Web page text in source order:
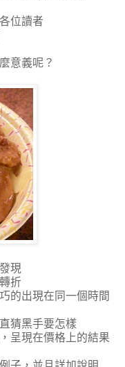
位讀者
意義呢？
現
折
的出現在同一個時間
猜黑手要怎樣
呈現在價格上的結果